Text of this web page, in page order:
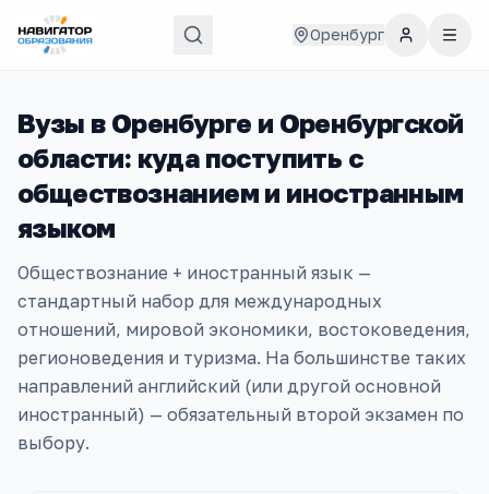
Оренбург
Вузы в Оренбурге и Оренбургской
области: куда поступить с
обществознанием и иностранным
языком
Обществознание + иностранный язык —
стандартный набор для международных
отношений, мировой экономики, востоковедения,
регионоведения и туризма. На большинстве таких
направлений английский (или другой основной
иностранный) — обязательный второй экзамен по
выбору.